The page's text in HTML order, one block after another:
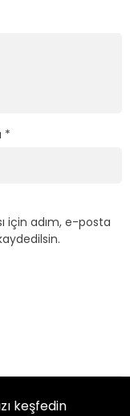
*
için adım, e-posta
keşfedin